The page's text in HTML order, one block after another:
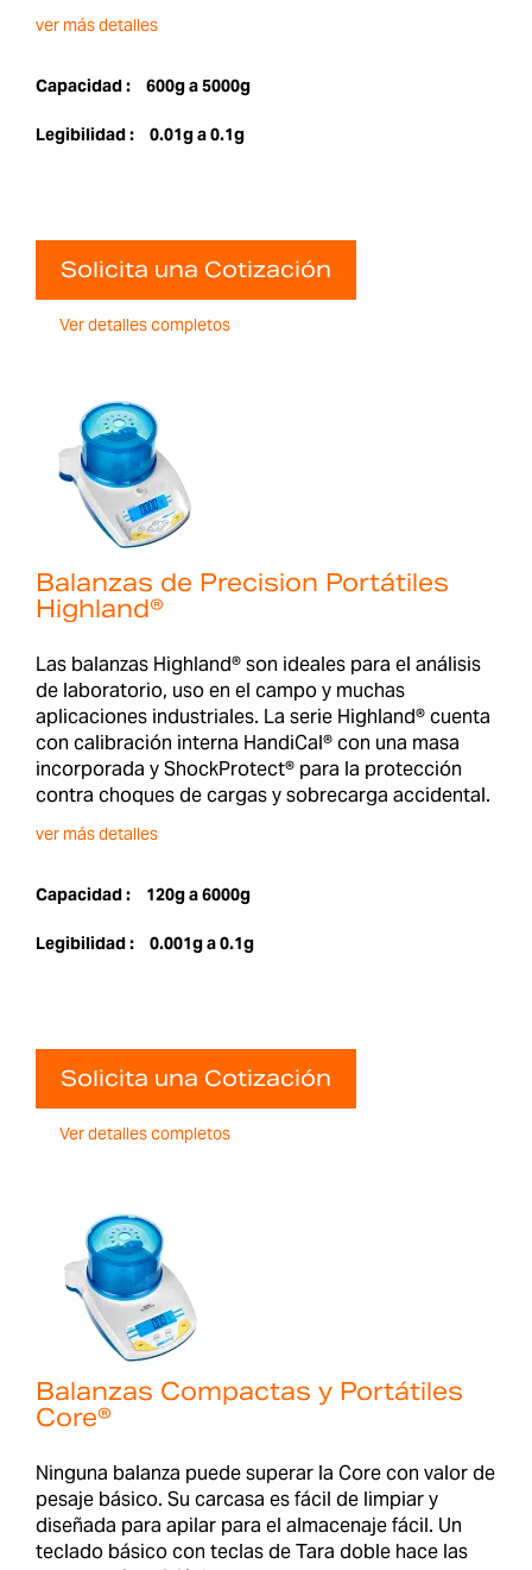
ver más detalles
Capacidad : 600g a 5000g
Legibilidad : 0.01g a 0.1g
Solicita una Cotización
Ver detalles completos
Balanzas de Precision Portátiles
Highland®
Las balanzas Highland® son ideales para el análisis
de laboratorio, uso en el campo y muchas
aplicaciones industriales. La serie Highland® cuenta
con calibración interna HandiCal® con una masa
incorporada y ShockProtect® para la protección
contra choques de cargas y sobrecarga accidental.
ver más detalles
Capacidad : 120g a 6000g
Legibilidad : 0.001g a 0.1g
Solicita una Cotización
Ver detalles completos
Balanzas Compactas y Portátiles
Core®
Ninguna balanza puede superar la Core con valor de
pesaje básico. Su carcasa es fácil de limpiar y
diseñada para apilar para el almacenaje fácil. Un
teclado básico con teclas de Tara doble hace las